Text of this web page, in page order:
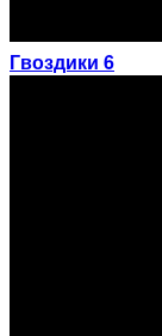
Гвоздики 6